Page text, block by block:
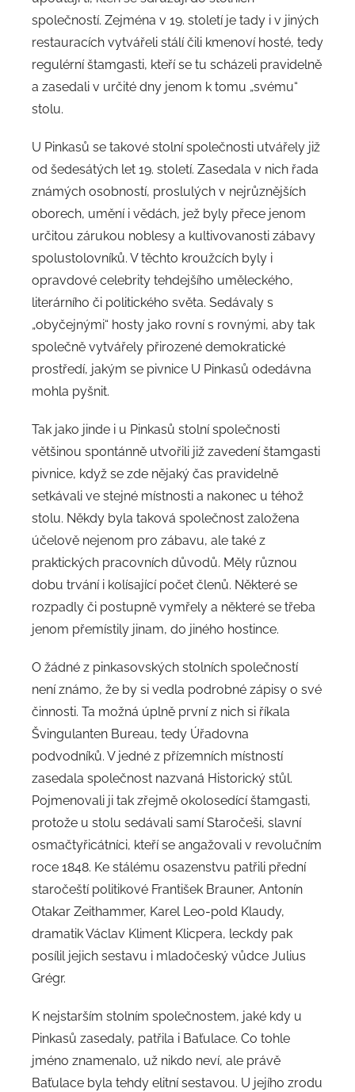
společností. Zejména v 19. století je tady i v jiných
restauracích vytvářeli stálí čili kmenoví hosté, tedy
regulérní štamgasti, kteří se tu scházeli pravidelně
a zasedali v určité dny jenom k tomu „svému“
stolu.
U Pinkasů se takové stolní společnosti utvářely již
od šedesátých let 19. století. Zasedala v nich řada
známých osobností, proslulých v nejrůznějších
oborech, umění i vědách, jež byly přece jenom
určitou zárukou noblesy a kultivovanosti zábavy
spolustolovníků. V těchto kroužcích byly i
opravdové celebrity tehdejšího uměleckého,
literárního či politického světa. Sedávaly s
„obyčejnými“ hosty jako rovní s rovnými, aby tak
společně vytvářely přirozené demokratické
prostředí, jakým se pivnice U Pinkasů odedávna
mohla pyšnit.
Tak jako jinde i u Pinkasů stolní společnosti
většinou spontánně utvořili již zavedení štamgasti
pivnice, když se zde nějaký čas pravidelně
setkávali ve stejné místnosti a nakonec u téhož
stolu. Někdy byla taková společnost založena
účelově nejenom pro zábavu, ale také z
praktických pracovních důvodů. Měly různou
dobu trvání i kolísající počet členů. Některé se
rozpadly či postupně vymřely a některé se třeba
jenom přemístily jinam, do jiného hostince.
O žádné z pinkasovských stolních společností
není známo, že by si vedla podrobné zápisy o své
činnosti. Ta možná úplně první z nich si říkala
Švingulanten Bureau, tedy Úřadovna
podvodníků. V jedné z přízemních místností
zasedala společnost nazvaná Historický stůl.
Pojmenovali ji tak zřejmě okolosedící štamgasti,
protože u stolu sedávali samí Staročeši, slavní
osmačtyřicátníci, kteří se angažovali v revolučním
roce 1848. Ke stálému osazenstvu patřili přední
staročeští politikové František Brauner, Antonín
Otakar Zeithammer, Karel Leo-pold Klaudy,
dramatik Václav Kliment Klicpera, leckdy pak
posílil jejich sestavu i mladočeský vůdce Julius
Grégr.
K nejstarším stolním společnostem, jaké kdy u
Pinkasů zasedaly, patřila i Baťulace. Co tohle
jméno znamenalo, už nikdo neví, ale právě
Baťulace byla tehdy elitní sestavou. U jejího zrodu